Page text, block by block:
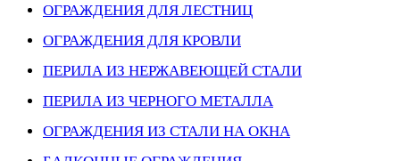
ОГРАЖДЕНИЯ ДЛЯ ЛЕСТНИЦ
ОГРАЖДЕНИЯ ДЛЯ КРОВЛИ
ПЕРИЛА ИЗ НЕРЖАВЕЮЩЕЙ СТАЛИ
ПЕРИЛА ИЗ ЧЕРНОГО МЕТАЛЛА
ОГРАЖДЕНИЯ ИЗ СТАЛИ НА ОКНА